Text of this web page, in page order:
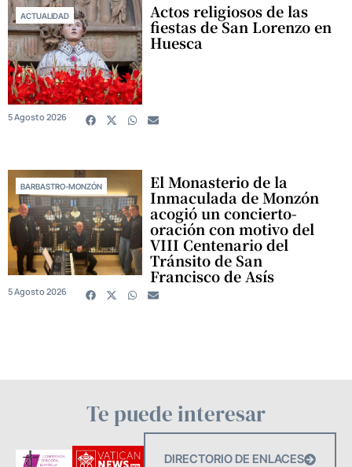
ACTUALIDAD Actos religiosos de las
fiestas de San Lorenzo en
Huesca
5 Agosto 2026
BARBASTRO-MONZÓN El Monasterio de la
Inmaculada de Monzón
acogió un concierto-
oración con motivo del
VIII Centenario del
Tránsito de San
Francisco de Asís
5 Agosto 2026
Te puede interesar
DIRECTORIO DE ENLACES